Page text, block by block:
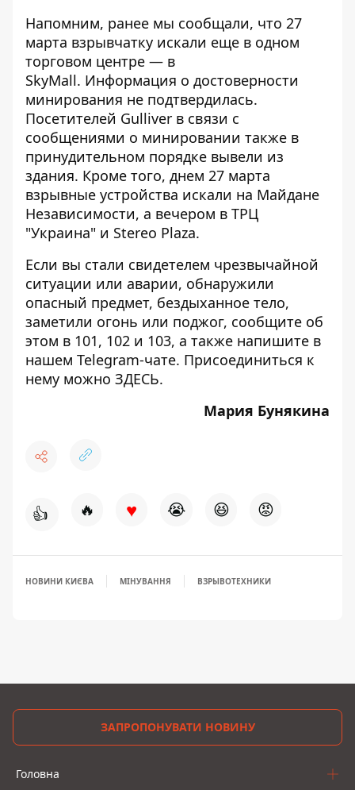
Напомним, ранее мы сообщали, что 27
марта взрывчатку искали еще в одном
торговом центре — в
SkyMall. Информация о достоверности
минирования не подтвердилась.
Посетителей Gulliver в связи с
сообщениями о минировании также в
принудительном порядке вывели из
здания. Кроме того, днем 27 марта
взрывные устройства искали на Майдане
Независимости, а вечером в ТРЦ
"Украина" и Stereo Plaza.
Если вы стали свидетелем чрезвычайной
ситуации или аварии, обнаружили
опасный предмет, бездыханное тело,
заметили огонь или поджог, сообщите об
этом в 101, 102 и 103, а также напишите в
нашем Telegram-чате. Присоединиться к
нему можно ЗДЕСЬ.
Мария Бунякина
👍 🔥 ♥ 😭 😆 😡
НОВИНИ КИЄВА МІНУВАННЯ ВЗРЫВОТЕХНИКИ
ЗАПРОПОНУВАТИ НОВИНУ
Головна